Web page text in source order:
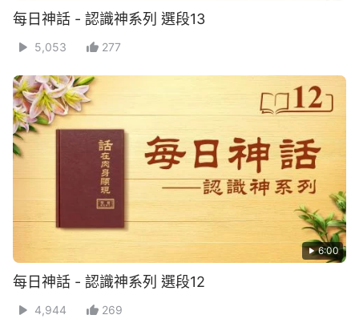
每日神話 - 認識神系列 選段13
5,053 277
6:00
每日神話 - 認識神系列 選段12
4,944 269